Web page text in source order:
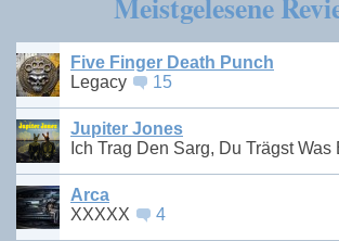
Five Finger Death Punch
Legacy
15
Jupiter Jones
Ich Trag Den Sarg, Du Trägst Was
Arca
XXXXX
4